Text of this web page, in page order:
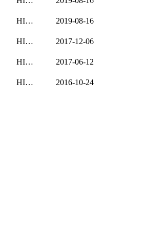
HI… 2019-08-16
HI… 2017-12-06
HI… 2017-06-12
HI… 2016-10-24